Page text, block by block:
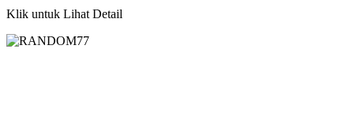
Klik untuk Lihat Detail